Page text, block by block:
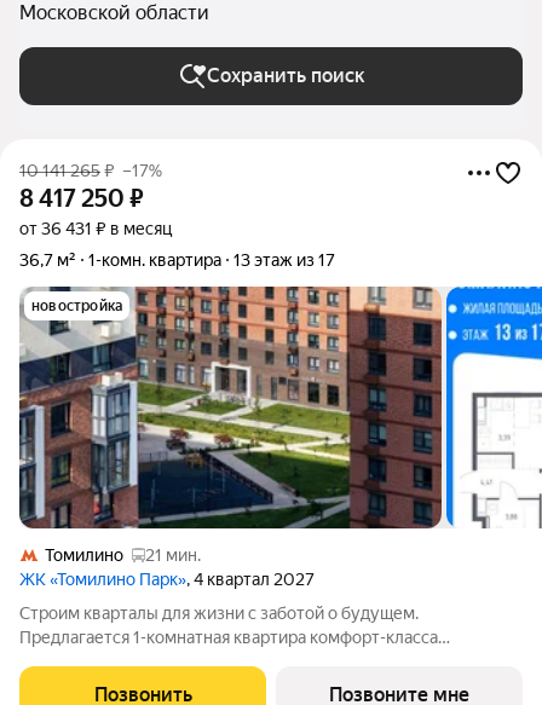
Московской области
Сохранить поиск
10 141 265₽ –17%
8 417 250 ₽
от 36 431 ₽ в месяц
36,7 м²
1-комн. квартира 13 этаж из 17
новостройка
Томилино
21 мин.
ЖК «Томилино Парк», 4 квартал 2027
Строим кварталы для жизни с заботой о будущем.
Предлагается 1-комнатная квартира комфорт-класса
этаже, в жилом комплексе "Томилино Парк".Квартира
Позвонить Позвоните мне